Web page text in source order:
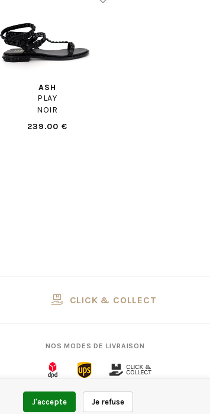
ASH
PLAY
NOIR
239.00 €
CLICK & COLLECT
NOS MODES DE LIVRAISON
NOS MODES DE PAIEMENT
J'accepte Je refuse